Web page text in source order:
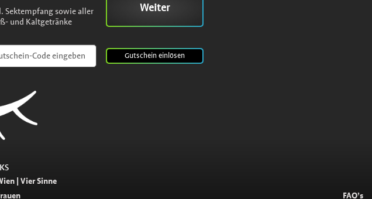
Sektempfang sowie aller
und Kaltgetränke
Weiter
Gutschein einlösen
| Vier Sinne
FAQ’s